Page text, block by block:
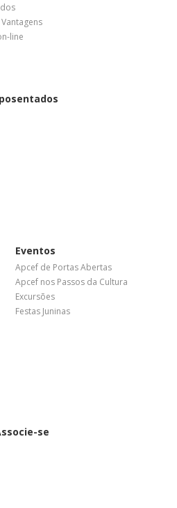
line
Eventos
Apcef de Portas Abertas
Apcef nos Passos da Cultura
Excursões
Festas Juninas
se